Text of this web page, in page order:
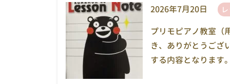
2026年7月20日
プリモピアノ教室（
き、ありがとうござ
する内容となりま